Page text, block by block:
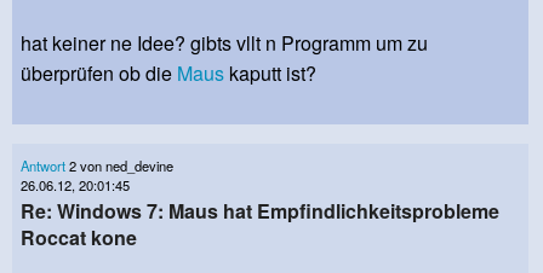
hat keiner ne Idee? gibts vllt n Programm um zu
überprüfen ob die Maus kaputt ist?
Antwort2 von ned_devine
26.06.12, 20:01:45
Re: Windows 7: Maus hat Empfindlichkeitsprobleme
Roccat kone